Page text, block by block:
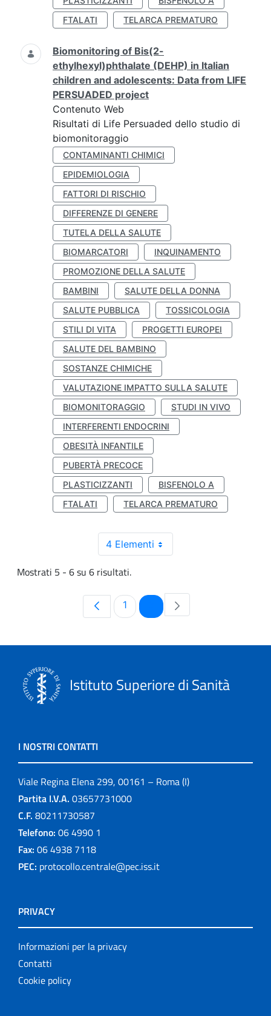
FTALATI
TELARCA PREMATURO
Biomonitoring of Bis(2-
ethylhexyl)phthalate (DEHP) in Italian
children and adolescents: Data from LIFE
PERSUADED project
Contenuto Web
Risultati di Life Persuaded dello studio di
biomonitoraggio
CONTAMINANTI CHIMICI
EPIDEMIOLOGIA
FATTORI DI RISCHIO
DIFFERENZE DI GENERE
TUTELA DELLA SALUTE
BIOMARCATORI
INQUINAMENTO
PROMOZIONE DELLA SALUTE
BAMBINI
SALUTE DELLA DONNA
SALUTE PUBBLICA
TOSSICOLOGIA
STILI DI VITA
PROGETTI EUROPEI
SALUTE DEL BAMBINO
SOSTANZE CHIMICHE
VALUTAZIONE IMPATTO SULLA SALUTE
BIOMONITORAGGIO
STUDI IN VIVO
INTERFERENTI ENDOCRINI
OBESITÀ INFANTILE
PUBERTÀ PRECOCE
PLASTICIZZANTI
BISFENOLO A
FTALATI
TELARCA PREMATURO
4 Elementi
Mostrati 5 - 6 su 6 risultati.
Pagina
1 Pagina
Istituto Superiore di Sanità
I NOSTRI CONTATTI
Viale Regina Elena 299, 00161 – Roma (I)
Partita I.V.A. 03657731000
C.F. 80211730587
Telefono: 06 4990 1
Fax: 06 4938 7118
PEC: protocollo.centrale@pec.iss.it
PRIVACY
Informazioni per la privacy
Contatti
Cookie policy